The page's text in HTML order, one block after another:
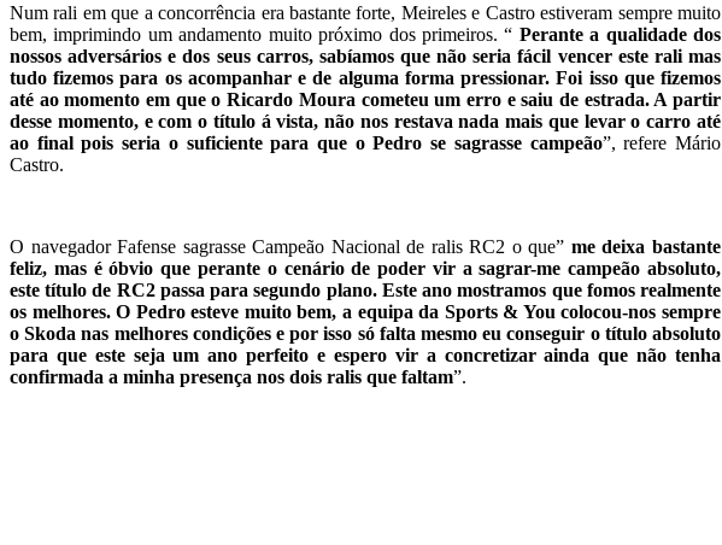
Num rali em que a concorrência era bastante forte, Meireles e Castro estiveram sempre muito
bem, imprimindo um andamento muito próximo dos primeiros. “ Perante a qualidade dos
nossos adversários e dos seus carros, sabíamos que não seria fácil vencer este rali mas
tudo fizemos para os acompanhar e de alguma forma pressionar. Foi isso que fizemos
até ao momento em que o Ricardo Moura cometeu um erro e saiu de estrada. A partir
desse momento, e com o título á vista, não nos restava nada mais que levar o carro até
ao final pois seria o suficiente para que o Pedro se sagrasse campeão”, refere Mário
Castro.
O navegador Fafense sagrasse Campeão Nacional de ralis RC2 o que” me deixa bastante
feliz, mas é óbvio que perante o cenário de poder vir a sagrar-me campeão absoluto,
este título de RC2 passa para segundo plano. Este ano mostramos que fomos realmente
os melhores. O Pedro esteve muito bem, a equipa da Sports & You colocou-nos sempre
o Skoda nas melhores condições e por isso só falta mesmo eu conseguir o título absoluto
para que este seja um ano perfeito e espero vir a concretizar ainda que não tenha
confirmada a minha presença nos dois ralis que faltam”.